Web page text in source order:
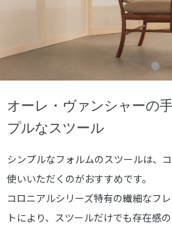
オーレ・ヴァンシャーの
プルなスツール
シンプルなフォルムのスツールは、
使いいただくのがおすすめです。
コロニアルシリーズ特有の繊細なフ
トにより、スツールだけでも存在感